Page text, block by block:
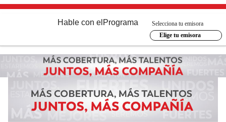
Hable con el Programa
Selecciona tu emisora
Elige tu emisora